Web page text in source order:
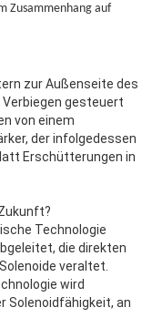
Zusammenhang auf
zur Außenseite des
gesteuert
von einem
der infolgedessen
Erschütterungen in
Technologie
die direkten
veraltet.
wird
Solenoidfähigkeit, an